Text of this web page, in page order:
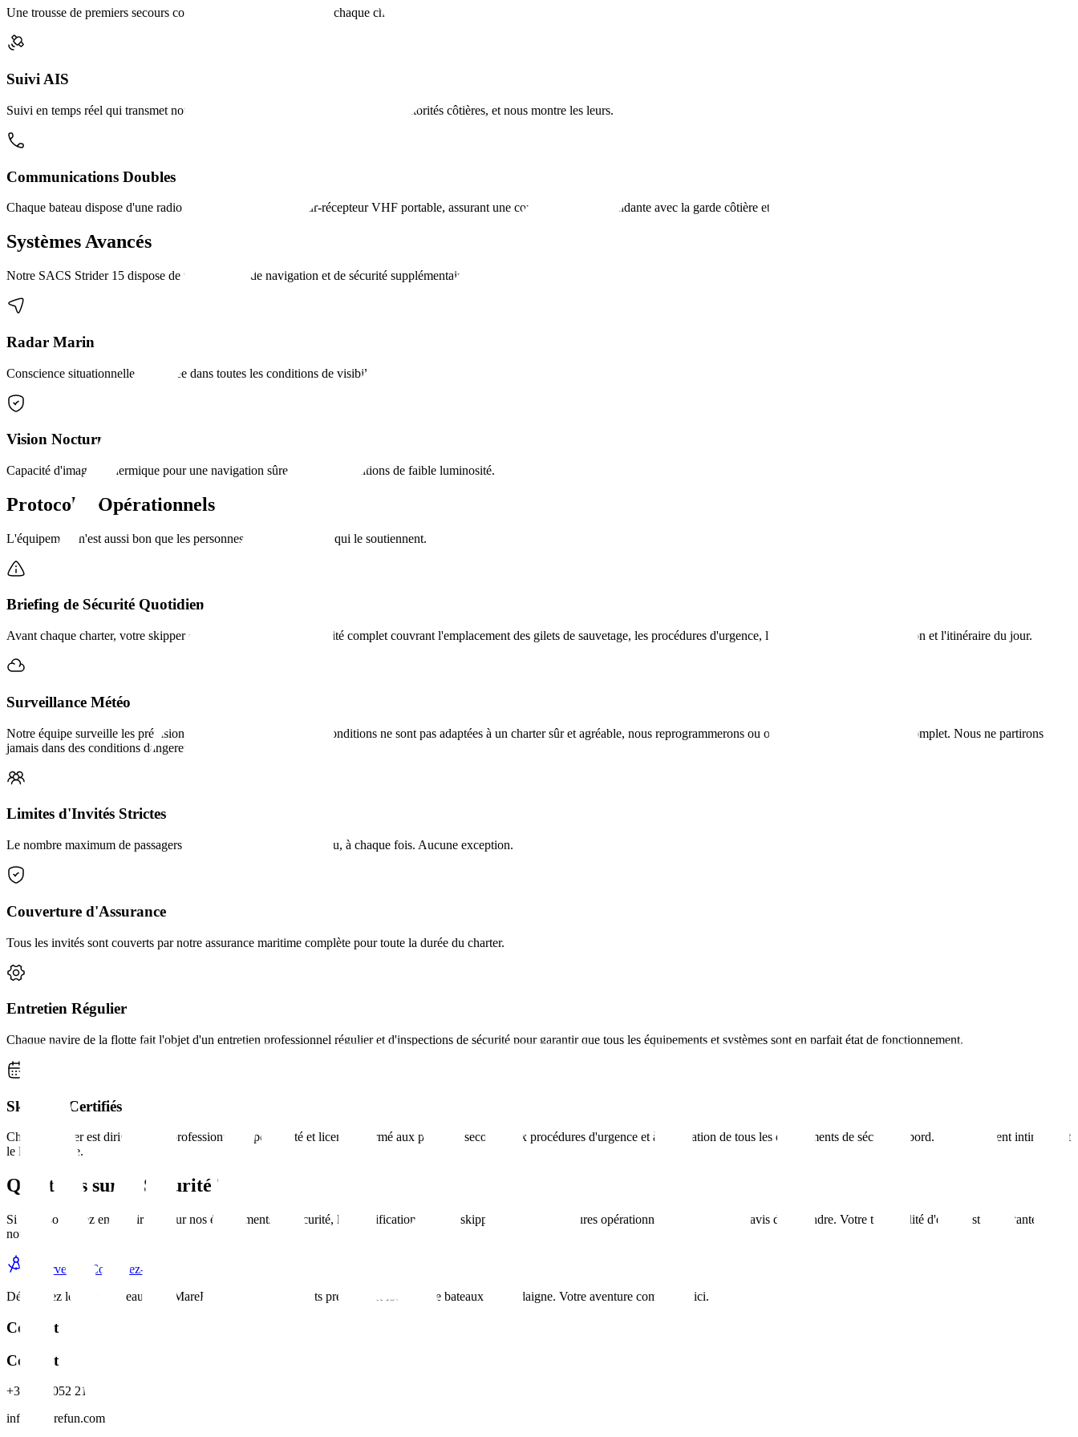
Une trousse de premiers secours complète est présente à bord de chaque charter.
Suivi AIS
Suivi en temps réel qui transmet notre position aux bateaux à proximité et aux autorités côtières, et nous montre les leurs.
Communications Doubles
Chaque bateau dispose d'une radio VHF fixe et d'un émetteur-récepteur VHF portable, assurant une communication redondante avec la garde côtière et les autorités portuaires.
Systèmes Avancés
Notre SACS Strider 15 dispose de technologies de navigation et de sécurité supplémentaires.
Radar Marin
Conscience situationnelle améliorée dans toutes les conditions de visibilité.
Vision Nocturne
Capacité d'imagerie thermique pour une navigation sûre dans des conditions de faible luminosité.
Protocoles Opérationnels
L'équipement n'est aussi bon que les personnes et les procédures qui le soutiennent.
Briefing de Sécurité Quotidien
Avant chaque charter, votre skipper effectue un briefing de sécurité complet couvrant l'emplacement des gilets de sauvetage, les procédures d'urgence, l'équipement de communication et l'itinéraire du jour.
Surveillance Météo
Notre équipe surveille les prévisions marines en continu. Si les conditions ne sont pas adaptées à un charter sûr et agréable, nous reprogrammerons ou offrirons un remboursement complet. Nous ne partirons
jamais dans des conditions dangereuses.
Limites d'Invités Strictes
Le nombre maximum de passagers est appliqué sur chaque bateau, à chaque fois. Aucune exception.
Couverture d'Assurance
Tous les invités sont couverts par notre assurance maritime complète pour toute la durée du charter.
Entretien Régulier
Chaque navire de la flotte fait l'objet d'un entretien professionnel régulier et d'inspections de sécurité pour garantir que tous les équipements et systèmes sont en parfait état de fonctionnement.
Skippers Certifiés
Chaque charter est dirigé par un professionnel expérimenté et licencié, formé aux premiers secours, aux procédures d'urgence et à l'utilisation de tous les équipements de sécurité à bord. Ils connaissent intimement
le littoral sarde.
Questions sur la Sécurité ?
Si vous souhaitez en savoir plus sur nos équipements de sécurité, les qualifications de nos skippers ou nos procédures opérationnelles, nous serons ravis de répondre. Votre tranquillité d'esprit est importante pour
nous.
Réserver
Contactez-nous
Découvrez le luxe sur l'eau avec MareFun – charters de yachts premium et location de bateaux en Sardaigne. Votre aventure commence ici.
Contact
Contact
+39 320 052 2100
info@marefun.com